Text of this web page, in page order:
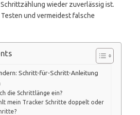
wieder zuverlässig ist.
und vermeidest falsche
Schritt-für-Schritt-Anleitung
die Schrittlänge ein?
mein Tracker Schritte doppelt oder